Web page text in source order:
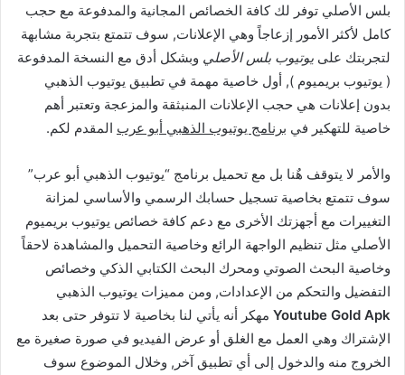
بلس الأصلي توفر لك كافة الخصائص المجانية والمدفوعة مع حجب
كامل لأكثر الأمور إزعاجاً وهي الإعلانات, سوف تتمتع بتجربة مشابهة
لتجربتك على يوتيوب بلس الأصلي وبشكل أدق مع النسخة المدفوعة
( يوتيوب بريميوم ), أول خاصية مهمة في تطبيق يوتيوب الذهبي
بدون إعلانات هي حجب الإعلانات المنبثقة والمزعجة وتعتبر أهم
خاصية للتهكير في برنامج يوتيوب الذهبي أبو عرب المقدم لكم.
والأمر لا يتوقف هٌنا بل مع تحميل برنامج “يوتيوب الذهبي أبو عرب”
سوف تتمتع بخاصية تسجيل حسابك الرسمي والأساسي لمزانة
التغييرات مع أجهزتك الأخرى مع دعم كافة خصائص يوتيوب بريميوم
الأصلي مثل تنظيم الواجهة الرائع وخاصية التحميل والمشاهدة لاحقاً
وخاصية البحث الصوتي ومحرك البحث الكتابي الذكي وخصائص
التفضيل والتحكم من الإعدادات, ومن مميزات يوتيوب الذهبي
Youtube Gold Apk مهكر أنه يأتي لنا بخاصية لا تتوفر حتى بعد
الإشتراك وهي العمل مع الغلق أو عرض الفيديو في صورة صغيرة مع
الخروج منه والدخول إلى أي تطبيق آخر, وخلال الموضوع سوف